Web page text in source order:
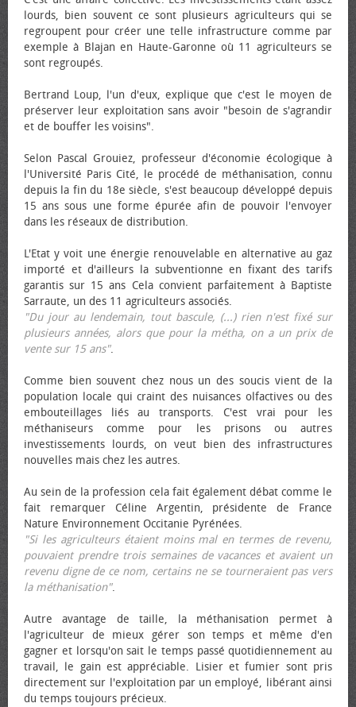
lourds, bien souvent ce sont plusieurs agriculteurs qui se
regroupent pour créer une telle infrastructure comme par
exemple à Blajan en Haute-Garonne où 11 agriculteurs se
sont regroupés.
Bertrand Loup, l'un d'eux, explique que c'est le moyen de
préserver leur exploitation sans avoir "besoin de s'agrandir
et de bouffer les voisins".
Selon Pascal Grouiez, professeur d'économie écologique à
l'Université Paris Cité, le procédé de méthanisation, connu
depuis la fin du 18e siècle, s'est beaucoup développé depuis
15 ans sous une forme épurée afin de pouvoir l'envoyer
dans les réseaux de distribution.
L'Etat y voit une énergie renouvelable en alternative au gaz
importé et d'ailleurs la subventionne en fixant des tarifs
garantis sur 15 ans Cela convient parfaitement à Baptiste
Sarraute, un des 11 agriculteurs associés.
"Du jour au lendemain, tout bascule, (...) rien n'est fixé sur
plusieurs années, alors que pour la métha, on a un prix de
vente sur 15 ans".
Comme bien souvent chez nous un des soucis vient de la
population locale qui craint des nuisances olfactives ou des
embouteillages liés au transports. C'est vrai pour les
méthaniseurs comme pour les prisons ou autres
investissements lourds, on veut bien des infrastructures
nouvelles mais chez les autres.
Au sein de la profession cela fait également débat comme le
fait remarquer Céline Argentin, présidente de France
Nature Environnement Occitanie Pyrénées.
"Si les agriculteurs étaient moins mal en termes de revenu,
pouvaient prendre trois semaines de vacances et avaient un
revenu digne de ce nom, certains ne se tourneraient pas vers
la méthanisation".
Autre avantage de taille, la méthanisation permet à
l'agriculteur de mieux gérer son temps et même d'en
gagner et lorsqu'on sait le temps passé quotidiennement au
travail, le gain est appréciable. Lisier et fumier sont pris
directement sur l'exploitation par un employé, libérant ainsi
du temps toujours précieux.